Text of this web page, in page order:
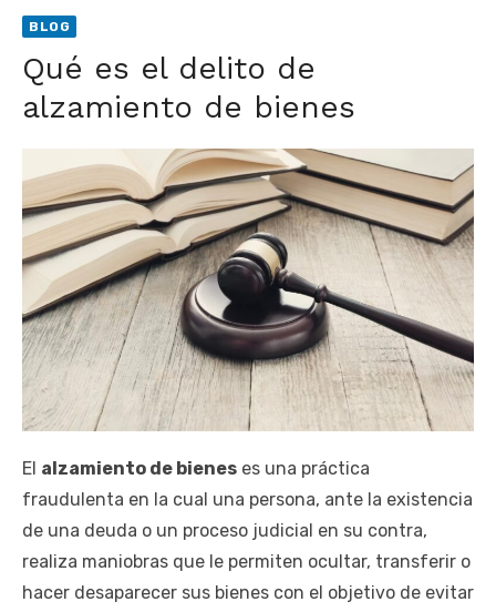
BLOG
Qué es el delito de
alzamiento de bienes
El alzamiento de bienes es una práctica
fraudulenta en la cual una persona, ante la existencia
de una deuda o un proceso judicial en su contra,
realiza maniobras que le permiten ocultar, transferir o
hacer desaparecer sus bienes con el objetivo de evitar